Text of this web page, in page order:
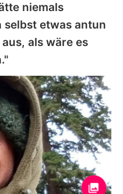
niemals
selbst etwas antun
als wäre es